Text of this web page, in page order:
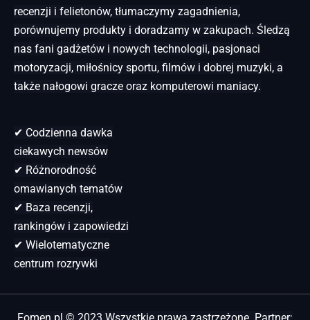
recenzji i felietonów, tłumaczymy zagadnienia,
porównujemy produkty i doradzamy w zakupach. Śledzą
nas fani gadżetów i nowych technologii, pasjonaci
motoryzacji, miłośnicy sportu, filmów i dobrej muzyki, a
także nałogowi gracze oraz komputerowi maniacy.
✔ Codzienna dawka
ciekawych newsów
✔ Różnorodność
omawianych tematów
✔ Baza recenzji,
rankingów i zapowiedzi
✔ Wielotematyczne
centrum rozrywki